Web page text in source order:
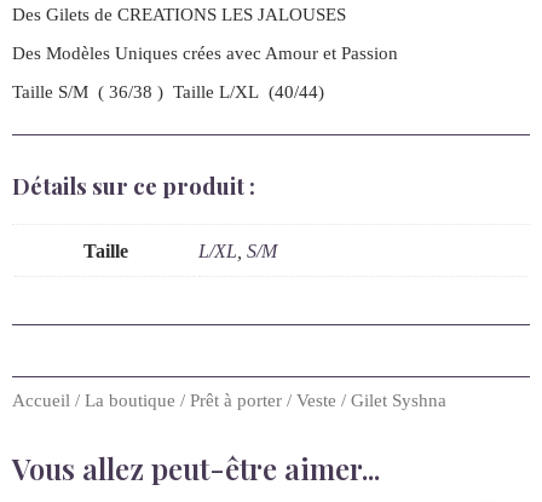
Des Gilets de CREATIONS LES JALOUSES
Des Modèles Uniques crées avec Amour et Passion
Taille S/M ( 36/38 ) Taille L/XL (40/44)
Détails sur ce produit :
Taille L/XL S/M
Accueil / La boutique / Prêt à porter / Veste / Gilet Syshna
Vous allez peut-être aimer...